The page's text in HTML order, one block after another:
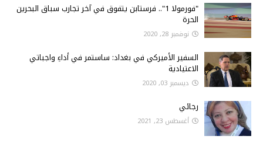
"فورمولا 1".. فرستابن يتفوق في آخر تجارب سباق البحرين
الحرة
نوفمبر 28, 2020
السفير الأميركي في بغداد: ساستمر في أداءِ واجباتي
الاعتيادية
ديسمبر 03, 2020
رجائي
أغسطس 23, 2021